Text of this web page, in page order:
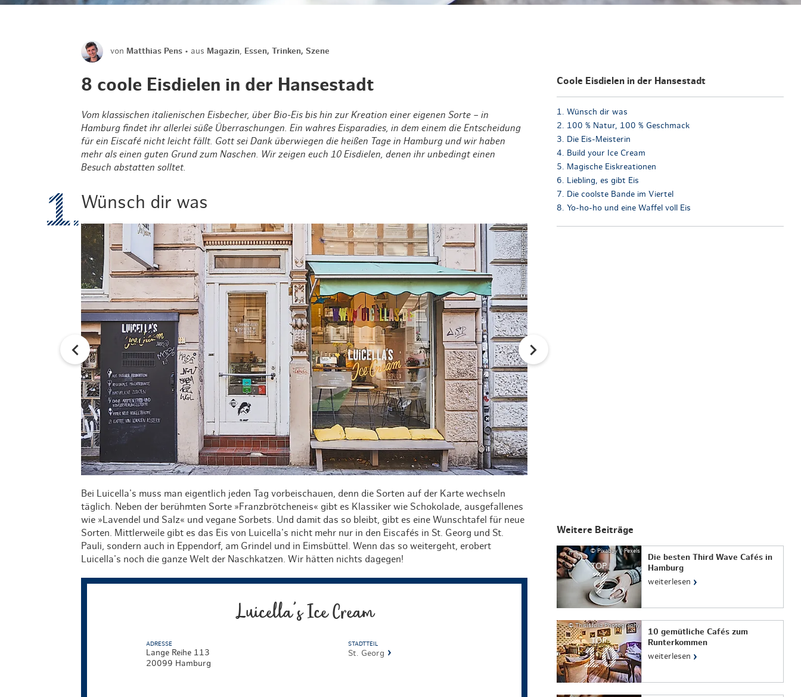
Weihnachten mit Bibi & Tina
von Matthias Pens aus Magazin, Essen, Trinken, Szene
8 coole Eisdielen in der Hansestadt
Vom klassischen italienischen Eisbecher, über Bio-Eis bis hin zur Kreation einer eigenen Sorte – in
Hamburg findet ihr allerlei süße Überraschungen. Ein wahres Eisparadies, in dem einem die Entscheidung
für ein Eiscafé nicht leicht fällt. Gott sei Dank überwiegen die heißen Tage in Hamburg und wir haben
mehr als einen guten Grund zum Naschen. Wir zeigen euch 10 Eisdielen, denen ihr unbedingt einen
Besuch abstatten solltet.
Wünsch dir was
© ThisIsJulia Photography
Bei Luicella's muss man eigentlich jeden Tag vorbeischauen, denn die Sorten auf der Karte wechseln
täglich. Neben der berühmten Sorte »Franzbrötcheneis« gibt es Klassiker wie Schokolade, ausgefallenes
wie »Lavendel und Salz« und vegane Sorbets. Und damit das so bleibt, gibt es eine Wunschtafel für neue
Sorten. Mittlerweile gibt es das Eis von Luicella's nicht mehr nur in den Eiscafés in St. Georg und St.
Pauli, sondern auch in Eppendorf, am Grindel und in Eimsbüttel. Wenn das so weitergeht, erobert
Luicella's noch die ganze Welt der Naschkatzen. Wir hätten nichts dagegen!
Luicella's Ice Cream
ADRESSE
Lange Reihe 113
20099 Hamburg
STADTTEIL
St. Georg
Coole Eisdielen in der Hansestadt
1. Wünsch dir was
2. 100 % Natur, 100 % Geschmack
3. Die Eis-Meisterin
4. Build your Ice Cream
5. Magische Eiskreationen
6. Liebling, es gibt Eis
7. Die coolste Bande im Viertel
8. Yo-ho-ho und eine Waffel voll Eis
Weitere Beiträge
© Pixabay / Pexels
TOP
Die besten Third Wave Cafés in
Hamburg
weiterlesen ›
© ThisIsJulia Photography
TOP
10 gemütliche Cafés zum
Runterkommen
weiterlesen ›